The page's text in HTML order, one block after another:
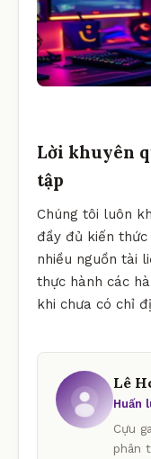
Lời khuyên
tập
Chúng tôi luôn
đầy đủ kiến
nhiều nguồn tài
thực hành các
khi chưa có chỉ
Lê
Huấn
Cựu
phân